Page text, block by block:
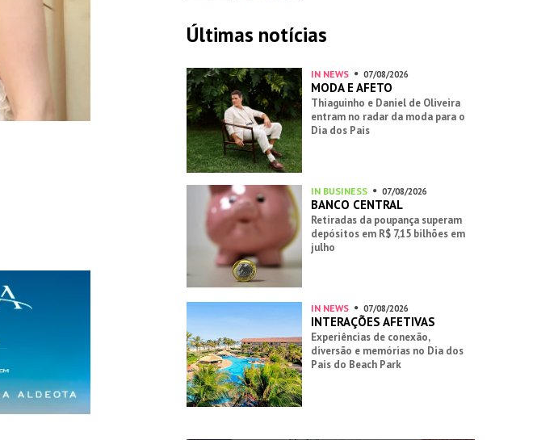
Últimas notícias
IN NEWS 07/08/2026
MODA E AFETO
Thiaguinho e Daniel de Oliveira
entram no radar da moda para o
Dia dos Pais
IN BUSINESS 07/08/2026
BANCO CENTRAL
Retiradas da poupança superam
depósitos em R$ 7,15 bilhões em
julho
IN NEWS 07/08/2026
INTERAÇÕES AFETIVAS
Experiências de conexão,
diversão e memórias no Dia dos
Pais do Beach Park